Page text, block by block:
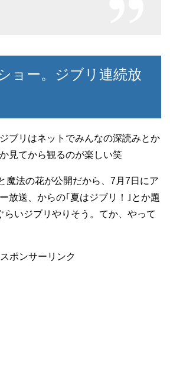
ョー。ジブリ連続放
ブリはネットでみんなの深読みとか
見てから観るのが楽しい笑
魔法の花が公開だから、7月7日にア
放送、からの｢夏はジブリ！｣とか題
らいジブリやりそう。てか、やって
スポンサーリンク